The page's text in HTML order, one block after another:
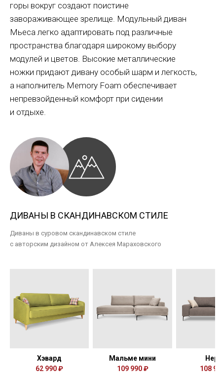
горы вокруг создают поистине
завораживающее зрелище. Модульный диван
Мьеса легко адаптировать под различные
пространства благодаря широкому выбору
модулей и цветов. Высокие металлические
ножки придают дивану особый шарм и легкость,
а наполнитель Memory Foam обеспечивает
непревзойденный комфорт при сидении
и отдыхе.
ДИВАНЫ В СКАНДИНАВСКОМ СТИЛЕ
Диваны в суровом скандинавском стиле
с авторским дизайном от Алексея Мараховского
Хэвард
62 990 ₽
Мальме мини
109 990 ₽
108